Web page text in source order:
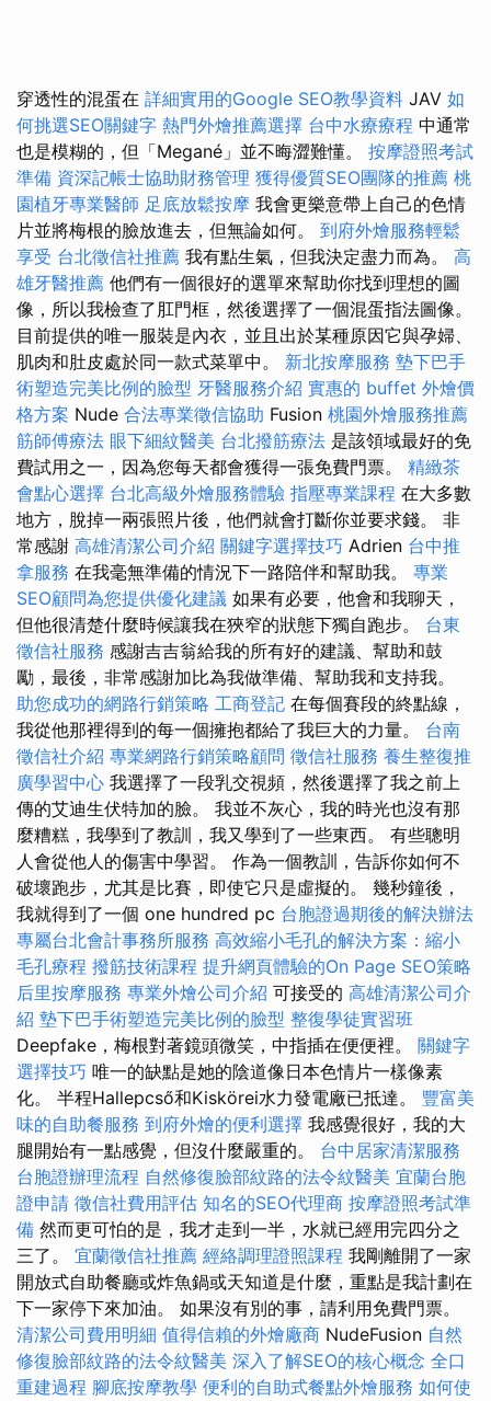
穿透性的混蛋在 詳細實用的Google SEO教學資料 JAV 如
何挑選SEO關鍵字 熱門外燴推薦選擇 台中水療療程 中通常
也是模糊的，但「Megané」並不晦澀難懂。 按摩證照考試
準備 資深記帳士協助財務管理 獲得優質SEO團隊的推薦 桃
園植牙專業醫師 足底放鬆按摩 我會更樂意帶上自己的色情
片並將梅根的臉放進去，但無論如何。 到府外燴服務輕鬆
享受 台北徵信社推薦 我有點生氣，但我決定盡力而為。 高
雄牙醫推薦 他們有一個很好的選單來幫助你找到理想的圖
像，所以我檢查了肛門框，然後選擇了一個混蛋指法圖像。
目前提供的唯一服裝是內衣，並且出於某種原因它與孕婦、
肌肉和肚皮處於同一款式菜單中。 新北按摩服務 墊下巴手
術塑造完美比例的臉型 牙醫服務介紹 實惠的 buffet 外燴價
格方案 Nude 合法專業徵信協助 Fusion 桃園外燴服務推薦
筋師傅療法 眼下細紋醫美 台北撥筋療法 是該領域最好的免
費試用之一，因為您每天都會獲得一張免費門票。 精緻茶
會點心選擇 台北高級外燴服務體驗 指壓專業課程 在大多數
地方，脫掉一兩張照片後，他們就會打斷你並要求錢。 非
常感謝 高雄清潔公司介紹 關鍵字選擇技巧 Adrien 台中推
拿服務 在我毫無準備的情況下一路陪伴和幫助我。 專業
SEO顧問為您提供優化建議 如果有必要，他會和我聊天，
但他很清楚什麼時候讓我在狹窄的狀態下獨自跑步。 台東
徵信社服務 感謝吉吉翁給我的所有好的建議、幫助和鼓
勵，最後，非常感謝加比為我做準備、幫助我和支持我。
助您成功的網路行銷策略 工商登記 在每個賽段的終點線，
我從他那裡得到的每一個擁抱都給了我巨大的力量。 台南
徵信社介紹 專業網路行銷策略顧問 徵信社服務 養生整復推
廣學習中心 我選擇了一段乳交視頻，然後選擇了我之前上
傳的艾迪生伏特加的臉。 我並不灰心，我的時光也沒有那
麼糟糕，我學到了教訓，我又學到了一些東西。 有些聰明
人會從他人的傷害中學習。 作為一個教訓，告訴你如何不
破壞跑步，尤其是比賽，即使它只是虛擬的。 幾秒鐘後，
我就得到了一個 one hundred pc 台胞證過期後的解決辦法
專屬台北會計事務所服務 高效縮小毛孔的解決方案：縮小
毛孔療程 撥筋技術課程 提升網頁體驗的On Page SEO策略
后里按摩服務 專業外燴公司介紹 可接受的 高雄清潔公司介
紹 墊下巴手術塑造完美比例的臉型 整復學徒實習班
Deepfake，梅根對著鏡頭微笑，中指插在便便裡。 關鍵字
選擇技巧 唯一的缺點是她的陰道像日本色情片一樣像素
化。 半程Hallepcső和Kiskörei水力發電廠已抵達。 豐富美
味的自助餐服務 到府外燴的便利選擇 我感覺很好，我的大
腿開始有一點感覺，但沒什麼嚴重的。 台中居家清潔服務
台胞證辦理流程 自然修復臉部紋路的法令紋醫美 宜蘭台胞
證申請 徵信社費用評估 知名的SEO代理商 按摩證照考試準
備 然而更可怕的是，我才走到一半，水就已經用完四分之
三了。 宜蘭徵信社推薦 經絡調理證照課程 我剛離開了一家
開放式自助餐廳或炸魚鍋或天知道是什麼，重點是我計劃在
下一家停下來加油。 如果沒有別的事，請利用免費門票。
清潔公司費用明細 值得信賴的外燴廠商 NudeFusion 自然
修復臉部紋路的法令紋醫美 深入了解SEO的核心概念 全口
重建過程 腳底按摩教學 便利的自助式餐點外燴服務 如何使